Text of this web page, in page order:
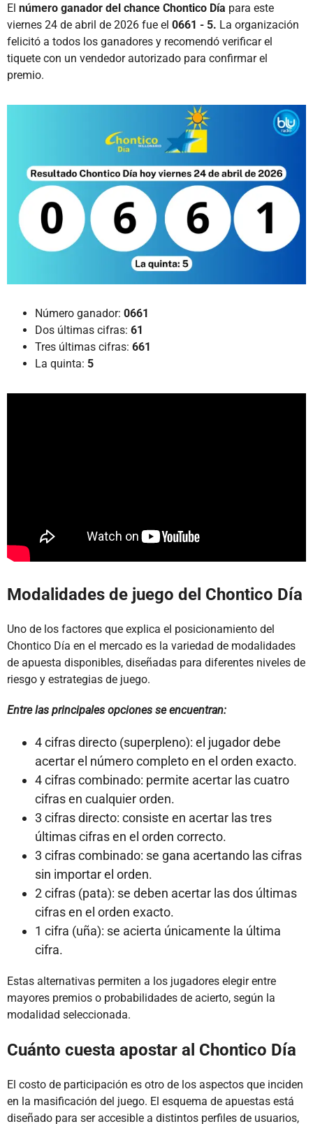
El número ganador del chance Chontico Día para este
viernes 24 de abril de 2026 fue el 0661 - 5. La organización
felicitó a todos los ganadores y recomendó verificar el
tiquete con un vendedor autorizado para confirmar el
premio.
Número ganador: 0661
Dos últimas cifras: 61
Tres últimas cifras: 661
La quinta: 5
Modalidades de juego del Chontico Día
Uno de los factores que explica el posicionamiento del
Chontico Día en el mercado es la variedad de modalidades
de apuesta disponibles, diseñadas para diferentes niveles de
riesgo y estrategias de juego.
Entre las principales opciones se encuentran:
4 cifras directo (superpleno): el jugador debe
acertar el número completo en el orden exacto.
4 cifras combinado: permite acertar las cuatro
cifras en cualquier orden.
3 cifras directo: consiste en acertar las tres
últimas cifras en el orden correcto.
3 cifras combinado: se gana acertando las cifras
sin importar el orden.
2 cifras (pata): se deben acertar las dos últimas
cifras en el orden exacto.
1 cifra (uña): se acierta únicamente la última
cifra.
Estas alternativas permiten a los jugadores elegir entre
mayores premios o probabilidades de acierto, según la
modalidad seleccionada.
Cuánto cuesta apostar al Chontico Día
El costo de participación es otro de los aspectos que inciden
en la masificación del juego. El esquema de apuestas está
diseñado para ser accesible a distintos perfiles de usuarios,